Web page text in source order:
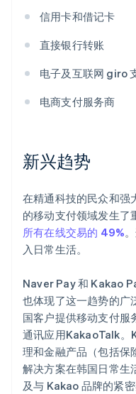
信用卡和借记卡
直接银行转账
电子及互联网 giro
电商支付服务商
新兴趋势
在精通科技的民众和强
的移动支付领域发生
所有在线交易的 49%
入日常生活。
Naver Pay 和 Kakao
也体现了这一趋势的广
国客户提供移动支付服
通讯应用KakaoTalk。
理和金融产品（包括保
解决方案在韩国日常生
及与 Kakao 品牌的紧